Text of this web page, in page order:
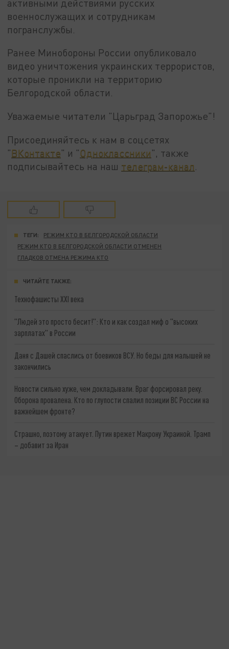
активными действиями русских
военнослужащих и сотрудникам
погранслужбы.
Ранее Минобороны России опубликовало
видео уничтожения украинских террористов,
которые проникли на территорию
Белгородской области.
Уважаемые читатели "Царьград Запорожье"!
Присоединяйтесь к нам в соцсетях
"ВКонтакте" и "Одноклассники", также
подписывайтесь на наш телеграм-канал
ТЕГИ:
РЕЖИМ КТО В БЕЛГОРОДСКОЙ ОБЛАСТИ
РЕЖИМ КТО В БЕЛГОРОДСКОЙ ОБЛАСТИ ОТМЕНЕН
ГЛАДКОВ ОТМЕНА РЕЖИМА КТО
ЧИТАЙТЕ ТАКЖЕ:
Технофашисты XXI века
"Людей это просто бесит!": Кто и как создал миф о "высоких
зарплатах" в России
Даня с Дашей спаслись от боевиков ВСУ. Но беды для малышей не
закончились
Новости сильно хуже, чем докладывали. Враг форсировал реку.
Оборона провалена. Кто по глупости спалил позиции ВС России на
важнейшем фронте?
Страшно, поэтому атакует. Путин врежет Макрону Украиной. Трамп
– добавит за Иран